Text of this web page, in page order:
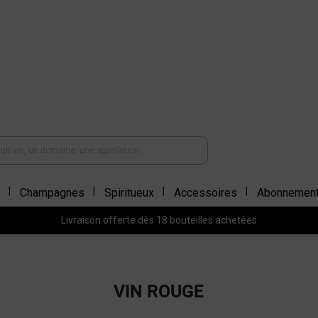
Champagnes Spiritueux Accessoires
Livraison offerte dès 18 bouteilles achetées
VIN ROUGE